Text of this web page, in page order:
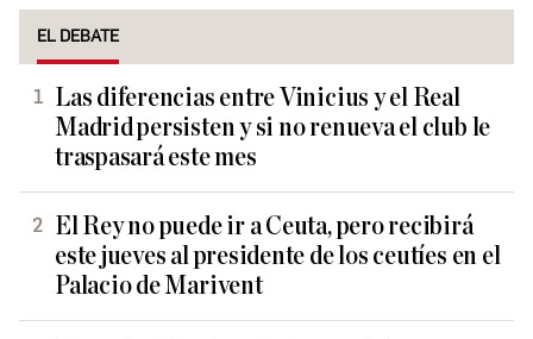
EL DEBATE
Las diferencias entre Vinicius y el Real
Madrid persisten y si no renueva el club le
traspasará este mes
El Rey no puede ir a Ceuta, pero recibirá
este jueves al presidente de los ceutíes en el
Palacio de Marivent